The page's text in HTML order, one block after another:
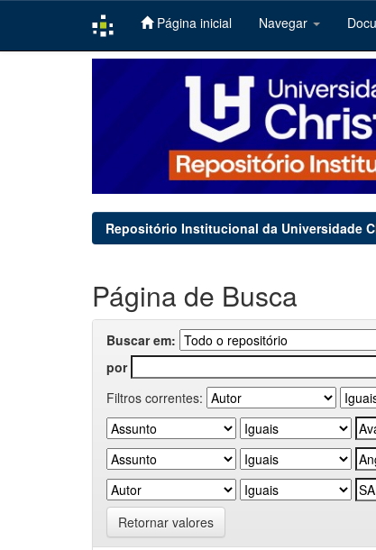
Página inicial Navegar
Repositório Institucional da Universidade
Página de Busca
Buscar em:
por
Filtros correntes:
Retornar valores